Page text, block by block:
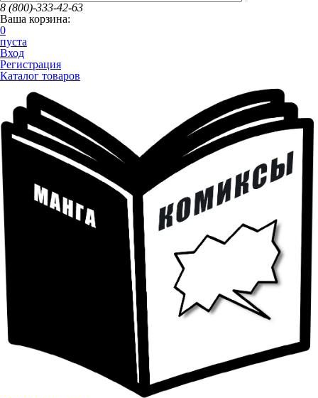
8 (800)-333-42-63
Ваша корзина:
0
пуста
Вход
Регистрация
Каталог товаров